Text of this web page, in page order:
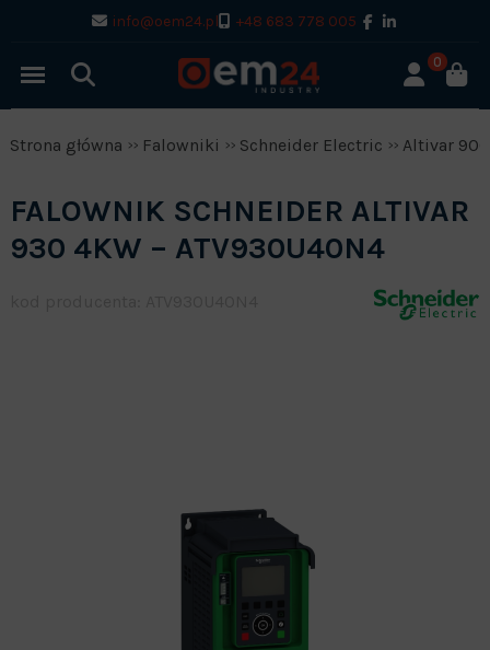
info@oem24.pl +48 683 778 005
0
Strona główna Falowniki Schneider Electric Altivar 900
FALOWNIK SCHNEIDER ALTIVAR
930 4KW – ATV930U40N4